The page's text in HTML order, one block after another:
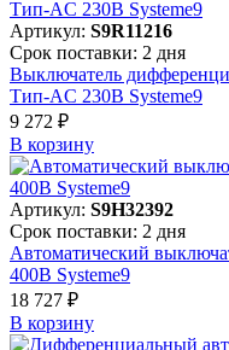
Артикул: S9R11216
Срок поставки: 2 дня
Выключатель
Тип-AC 230В Systeme9
9 272 ₽
В корзинy
Артикул: S9H32392
Срок поставки: 2 дня
Автоматический
400В Systeme9
18 727 ₽
В корзинy